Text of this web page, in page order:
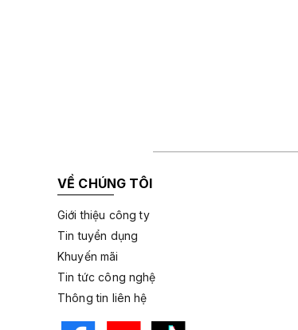
VỀ CHÚNG TÔI
Giới thiệu công ty
Tin tuyển dụng
Khuyến mãi
Tin tức công nghệ
Thông tin liên hệ